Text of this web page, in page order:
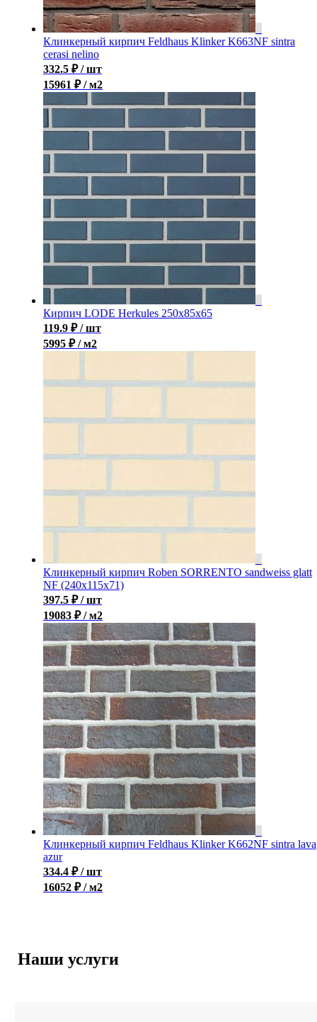
Клинкерный кирпич Feldhaus Klinker K663NF sintra
cerasi nelino
332.5 ₽ / шт
15961 ₽ / м2
Кирпич LODE Herkules 250x85x65
119.9 ₽ / шт
5995 ₽ / м2
Клинкерный кирпич Roben SORRENTO sandweiss glatt
NF (240x115x71)
397.5 ₽ / шт
19083 ₽ / м2
Клинкерный кирпич Feldhaus Klinker K662NF sintra lava
azur
334.4 ₽ / шт
16052 ₽ / м2
Наши услуги